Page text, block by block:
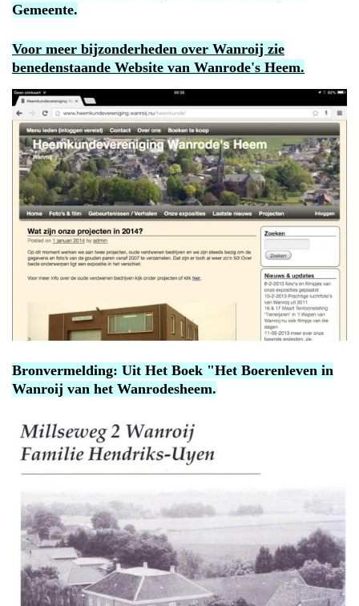
Gemeente.
Voor meer bijzonderheden over Wanroij zie
benedenstaande Website van Wanrode's Heem.
Bronvermelding: Uit Het Boek "Het Boerenleven in
Wanroij van het Wanrodesheem.